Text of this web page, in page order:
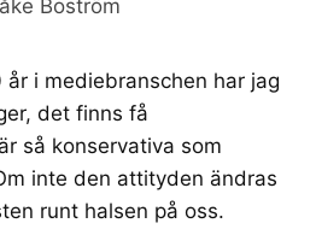
Boström
i mediebranschen har jag
det finns få
så konservativa som
inte den attityden ändras
runt halsen på oss.